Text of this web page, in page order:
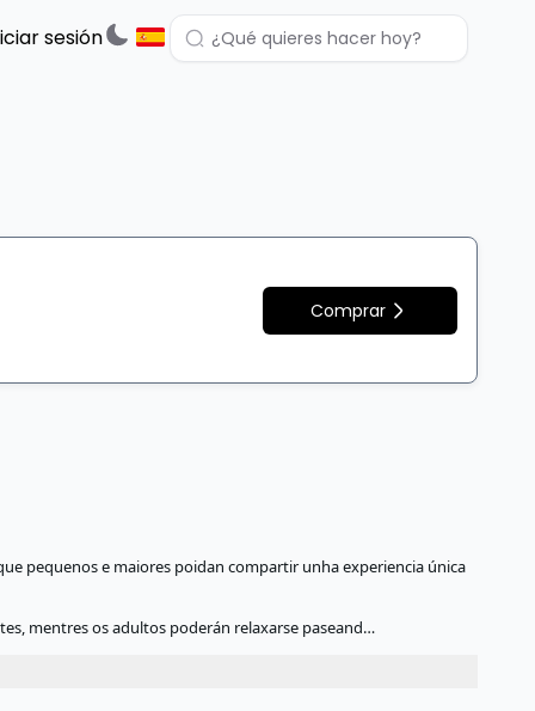
sesión
Comprar
pequenos e maiores poidan compartir unha experiencia única
mentres os adultos poderán relaxarse paseand…